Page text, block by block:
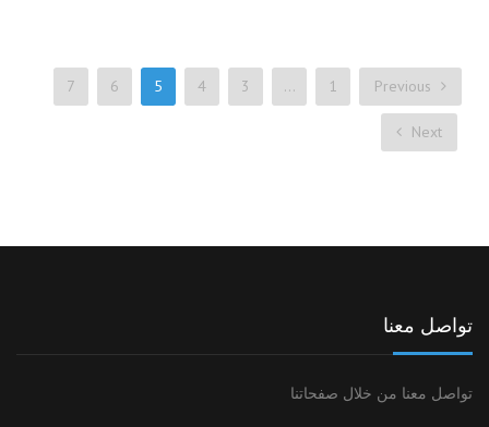
1
…
3
4
5
6
7
Next
تواصل معنا
تواصل معنا من خلال صفحاتنا